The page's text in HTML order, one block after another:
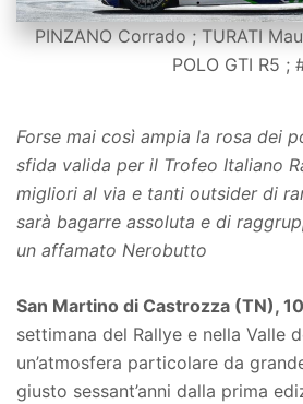
PINZANO Corrado ; TURATI
POLO GTI R5 ;
Forse mai così ampia la rosa dei
sfida valida per il Trofeo Italiano
migliori al via e tanti outsider di
sarà bagarre assoluta e di
un affamato Nerobutto
San Martino di Castrozza (TN),
settimana del Rallye e nella Valle
un’atmosfera particolare da
giusto sessant’anni dalla prima